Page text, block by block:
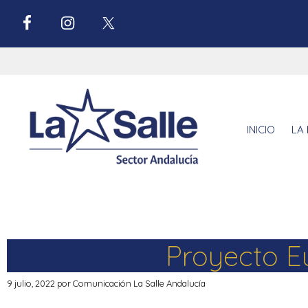
INICIO LA
Proyecto
9 julio, 2022 porComunicación La Salle Andalucía